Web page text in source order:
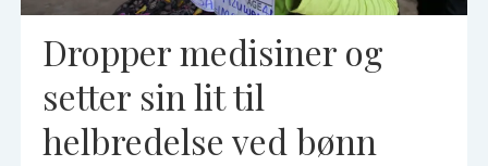
Dropper medisiner og
setter sin lit til
helbredelse ved bønn